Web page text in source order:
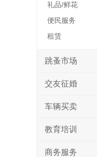
礼品/鲜花
便民服务
租赁
跳蚤市场
交友征婚
车辆买卖
教育培训
商务服务